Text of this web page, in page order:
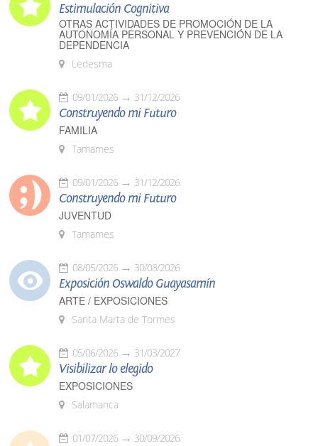
Estimulación Cognitiva
OTRAS ACTIVIDADES DE PROMOCIÓN DE LA
AUTONOMÍA PERSONAL Y PREVENCIÓN DE LA
DEPENDENCIA
Ledesma
09/01/2026 31/12/2026
Construyendo mi Futuro
FAMILIA
Tamames
09/01/2026 31/12/2026
Construyendo mi Futuro
JUVENTUD
Tamames
08/05/2026 30/08/2026
Exposición Oswaldo Guayasamín
ARTE / EXPOSICIONES
Santa Marta de Tormes
05/06/2026 31/03/2027
Visibilizar lo elegido
EXPOSICIONES
Salamanca
01/07/2026 30/09/2026